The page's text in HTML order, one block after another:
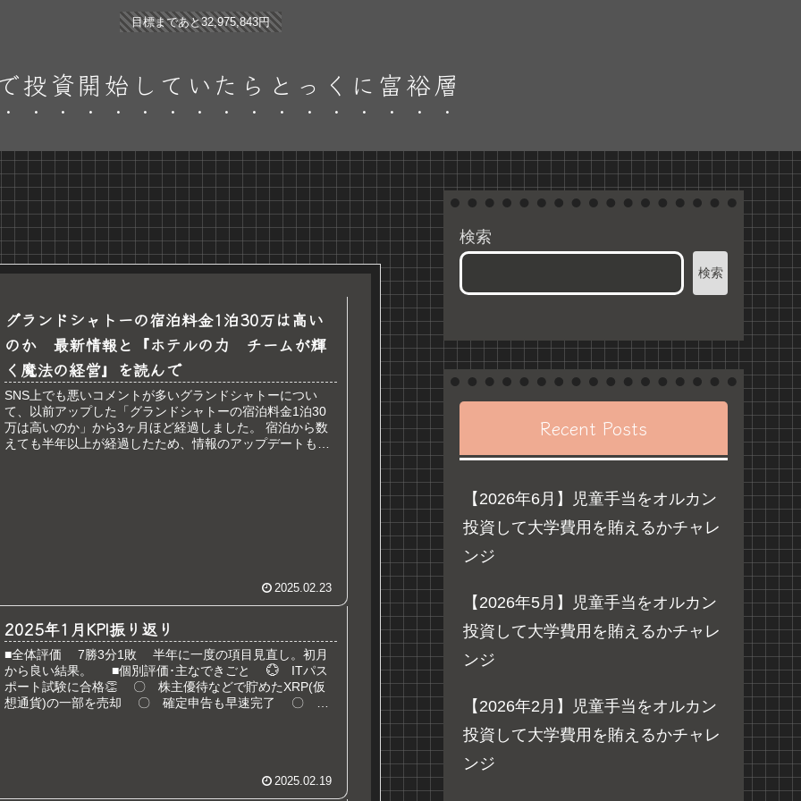
目標まであと32,975,843円
投資開始していたらとっくに富裕層
グランドシャトーの宿泊料金1泊30万は高い
のか 最新情報と『ホテルの力 チームが輝
く魔法の経営』を読んで
SNS上でも悪いコメントが多いグランドシャトーについ
て、以前アップした「グランドシャトーの宿泊料金1泊30
万は高いのか」から3ヶ月ほど経過しました。 宿泊から数
えても半年以上が経過したため、情報のアップデートも含
2025.02.23
2025年1月KPI振り返り
■全体評価 7勝3分1敗 半年に一度の項目見直し。初月
から良い結果。 ■個別評価･主なできごと 💮 ITパス
ポート試験に合格👏 〇 株主優待などで貯めたXRP(仮
想通貨)の一部を売却 〇 確定申告も早速完了 〇 お
2025.02.19
検索
検索
Recent Posts
【2026年6月】児童手当をオルカン
投資して大学費用を賄えるかチャレ
ンジ
【2026年5月】児童手当をオルカン
投資して大学費用を賄えるかチャレ
ンジ
【2026年2月】児童手当をオルカン
投資して大学費用を賄えるかチャレ
ンジ